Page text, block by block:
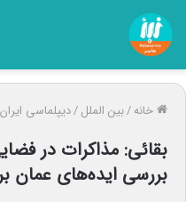
خانه/بین الملل/دیپلماسی ایران
بقائی: مذاکرات در
بررسی ایده‌های عمان